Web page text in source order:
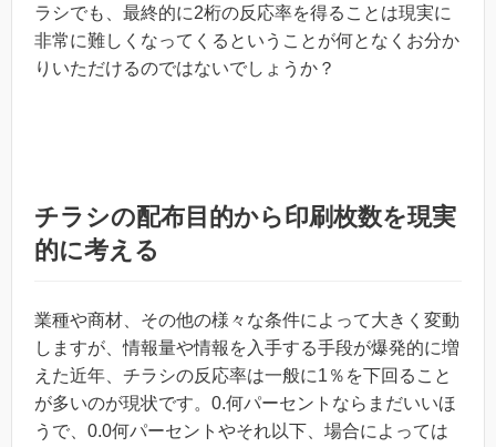
ラシでも、最終的に2桁の反応率を得ることは現実に
非常に難しくなってくるということが何となくお分か
りいただけるのではないでしょうか？
チラシの配布目的から印刷枚数を現実
的に考える
業種や商材、その他の様々な条件によって大きく変動
しますが、情報量や情報を入手する手段が爆発的に増
えた近年、チラシの反応率は一般に1％を下回ること
が多いのが現状です。0.何パーセントならまだいいほ
うで、0.0何パーセントやそれ以下、場合によっては